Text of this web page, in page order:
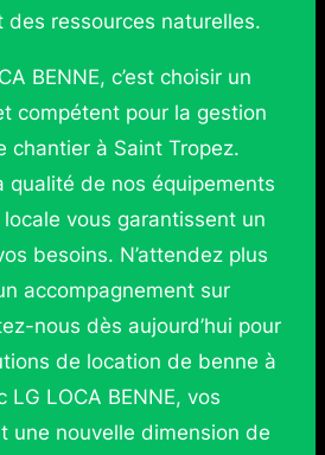
des ressources naturelles.
BENNE, c’est choisir un
compétent pour la gestion
chantier à Saint Tropez.
qualité de nos équipements
vous garantissent un
besoins. N’attendez plus
accompagnement sur
nous dès aujourd’hui pour
de location de benne à
LG LOCA BENNE, vos
une nouvelle dimension de